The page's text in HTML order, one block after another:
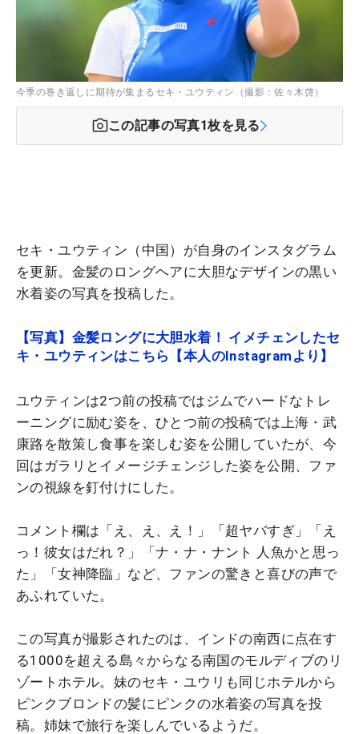
今季の巻き返しに期待が集まるセキ・ユウティン（撮影：佐々木啓）
この記事の写真1枚を見る
セキ・ユウティン（中国）が自身のインスタグラム
を更新。金髪のロングヘアに大胆なデザインの黒い
水着姿の写真を投稿した。
【写真】金髪ロングに大胆水着！ イメチェンしたセ
キ・ユウティンはこちら【本人のInstagramより】
ユウティンは2つ前の投稿ではジムでハードなトレ
ーニングに励む姿を、ひとつ前の投稿では上海・武
康路を散策し食事を楽しむ姿を公開していたが、今
回はガラリとイメージチェンジした姿を公開、ファ
ンの視線を釘付けにした。
コメント欄は「え、え、え！」「超ヤバすぎ」「え
っ！彼女はだれ？」「ナ・ナ・ナント 人魚かと思っ
た」「女神降臨」など、ファンの驚きと喜びの声で
あふれていた。
この写真が撮影されたのは、インドの南西に点在す
る1000を超える島々からなる南国のモルディブのリ
ゾートホテル。妹のセキ・ユウリも同じホテルから
ピンクブロンドの髪にピンクの水着姿の写真を投
稿。姉妹で旅行を楽しんでいるようだ。